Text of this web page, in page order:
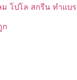
โปโล สกรีน ทำแบ
ก